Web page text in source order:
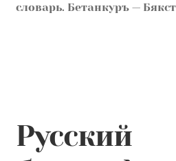
Лингвистика и
словарь. Бетанкуръ —
Русский